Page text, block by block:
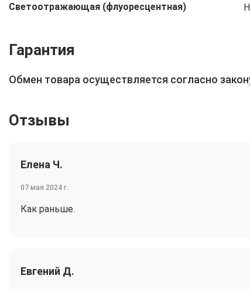
Светоотражающая (флуоресцентная)
Гарантия
Обмен товара осуществляется согласно
Отзывы
Елена Ч.
07 мая 2024 г.
Как раньше.
Евгений Д.